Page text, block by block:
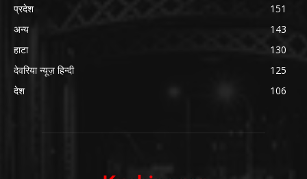
प्रदेश
151
अन्य
143
हाटा
130
देवरिया न्यूज़ हिन्दी
125
देश
106